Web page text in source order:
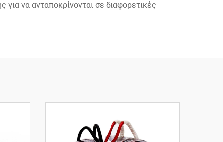
για να ανταποκρίνονται σε διαφορετικές